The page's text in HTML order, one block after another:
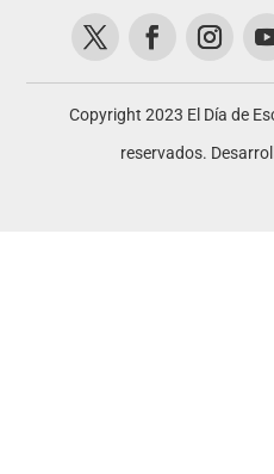
Copyright 2023 El Día de
reservados.